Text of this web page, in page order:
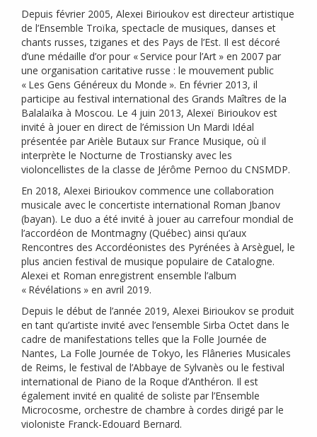
Depuis février 2005, Alexei Birioukov est directeur artistique
de l’Ensemble Troïka, spectacle de musiques, danses et
chants russes, tziganes et des Pays de l’Est. Il est décoré
d’une médaille d’or pour «Service pour l’Art » en 2007 par
une organisation caritative russe : le mouvement public
« Les Gens Généreux du Monde ». En février 2013, il
participe au festival international des Grands Maîtres de la
Balalaïka à Moscou. Le 4 juin 2013, Alexeï Birioukov est
invité à jouer en direct de l’émission Un Mardi Idéal
présentée par Arièle Butaux sur France Musique, où il
interprète le Nocturne de Trostiansky avec les
violoncellistes de la classe de Jérôme Pernoo du CNSMDP.
En 2018, Alexei Birioukov commence une collaboration
musicale avec le concertiste international Roman Jbanov
(bayan). Le duo a été invité à jouer au carrefour mondial de
l’accordéon de Montmagny (Québec) ainsi qu’aux
Rencontres des Accordéonistes des Pyrénées à Arsèguel, le
plus ancien festival de musique populaire de Catalogne.
Alexei et Roman enregistrent ensemble l’album
« Révélations » en avril 2019.
Depuis le début de l’année 2019, Alexei Birioukov se produit
en tant qu’artiste invité avec l’ensemble Sirba Octet dans le
cadre de manifestations telles que la Folle Journée de
Nantes, La Folle Journée de Tokyo, les Flâneries Musicales
de Reims, le festival de l’Abbaye de Sylvanès ou le festival
international de Piano de la Roque d’Anthéron. Il est
également invité en qualité de soliste par l’Ensemble
Microcosme, orchestre de chambre à cordes dirigé par le
violoniste Franck-Edouard Bernard.